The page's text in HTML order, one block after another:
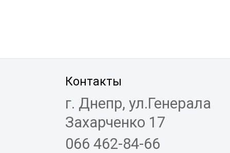
Контакты
г. Днепр, ул.Генерала
Захарченко 17
066 462-84-66